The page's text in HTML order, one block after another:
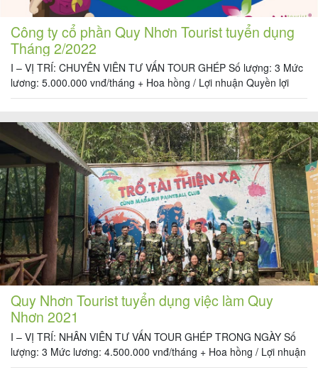
Công ty cổ phần Quy Nhơn Tourist tuyển dụng
Tháng 2/2022
I – VỊ TRÍ: CHUYÊN VIÊN TƯ VẤN TOUR GHÉP Số lượng: 3 Mức
lương: 5.000.000 vnđ/tháng + Hoa hồng / Lợi nhuận Quyền lợi
được hưởng: + Được tham gia đầy đủ các loại BHXH, BHYT,
điểm, thu nhập ổn […]
Quy Nhơn Tourist tuyển dụng việc làm Quy
Nhơn 2021
I – VỊ TRÍ: NHÂN VIÊN TƯ VẤN TOUR GHÉP TRONG NGÀY Số
lượng: 3 Mức lương: 4.500.000 vnđ/tháng + Hoa hồng / Lợi nhuận
Quyền lợi được hưởng: + Được tham gia đầy đủ các loại BHXH,